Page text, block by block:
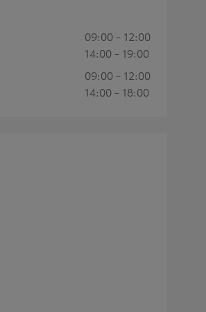
09:00 - 12:00
14:00 - 19:00
09:00 - 12:00
14:00 - 18:00